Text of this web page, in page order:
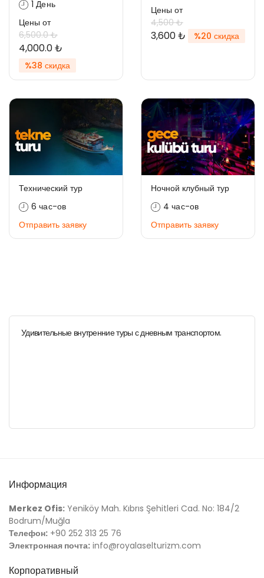
1 День
Цены от
6,500.0 ₺
4,000.0 ₺
%38 скидка
Цены от
4,500 ₺
3,600 ₺ %20 скидка
Технический тур
6 час-ов
Отправить заявку
Ночной клубный тур
4 час-ов
Отправить заявку
Удивительные внутренние туры с дневным транспортом.
Информация
Merkez Ofis: Yeniköy Mah. Kıbrıs Şehitleri Cad. No: 184/2
Bodrum/Muğla
Телефон: +90 252 313 25 76
Электронная почта: info@royalaselturizm.com
Корпоративный